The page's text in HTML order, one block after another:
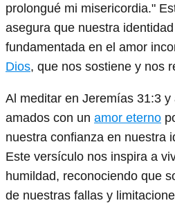
prolongué mi misericordia."
asegura que nuestra
fundamentada en el amor
Dios, que nos sostiene y nos
Al meditar en Jeremías 31:3
amados con un amor eterno
nuestra confianza en nuestra
Este versículo nos inspira a
humildad, reconociendo que
de nuestras fallas y